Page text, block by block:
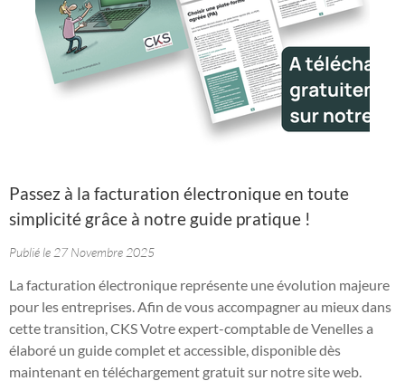
Passez à la facturation électronique en toute
simplicité grâce à notre guide pratique !
Publié le 27 Novembre 2025
La facturation électronique représente une évolution majeure
pour les entreprises. Afin de vous accompagner au mieux dans
cette transition, CKS Votre expert-comptable de Venelles a
élaboré un guide complet et accessible, disponible dès
maintenant en téléchargement gratuit sur notre site web.